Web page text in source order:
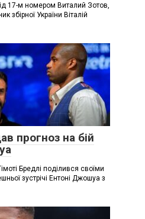
17-м номером Виталий Зотов,
збірної України Віталій
прогноз на бій
Бредлі поділився своїми
зустрічі Ентоні Джошуа з